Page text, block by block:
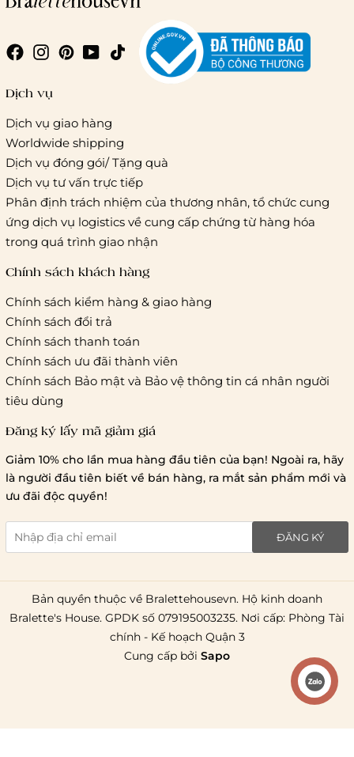
Giao hàng trong ngày (hoả tốc)
Giao hàng tiêu chuẩn:
Hồ Chí Minh:
Áp dụng theo bảng giá cước của ĐVVC
Vietelpost/ Giaohangtietkiem và 1 số đối tác vận chuyển
Hà Nội và các tỉnh thành khác:
Áp dụng theo bảng giá
cước của ĐVVC Vietelpost/ Giaohangtietkiem... và 1 số đối
tác vận chuyển khác
Thời gian giao hàng
Hồ Chí Minh:
Hà Nội và các tỉnh thành khá
Lưu ý chung về chính sách vận chuyển
1 triệu đồng
giao hàng trong ngày
giao hàng tiêu chuẩn
miễn phí ship
toàn quốc.
Dịch vụ
Dịch vụ giao hàng
Worldwide shipping
Dịch vụ đóng gói/ Tặng quà
Dịch vụ tư vấn trực tiếp
Phân định trách nhiệm của thương nhân, tổ chức cung
ứng dịch vụ logistics về cung cấp chứng từ hàng hóa
trong quá trình giao nhận
Chính sách khách hàng
Chính sách kiểm hàng & giao hàng
Chính sách đổi trả
Chính sách thanh toán
Chính sách ưu đãi thành viên
Chính sách Bảo mật và Bảo vệ thông tin cá nhân người
tiêu dùng
Đăng ký lấy mã giảm giá
Giảm 10% cho lần mua hàng đầu tiên của bạn! Ngoài ra, hãy
là người đầu tiên biết về bán hàng, ra mắt sản phẩm mới và
ưu đãi độc quyền!
ĐĂNG KÝ
Bản quyền thuộc về Bralettehousevn. Hộ kinh doanh
Bralette's House. GPDK số 079195003235. Nơi cấp: Phòng Tài
chính - Kế hoạch Quận 3
Cung cấp bởi Sapo
Liên hệ